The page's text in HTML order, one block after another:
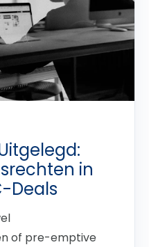
in
Deals
of pre-emptive